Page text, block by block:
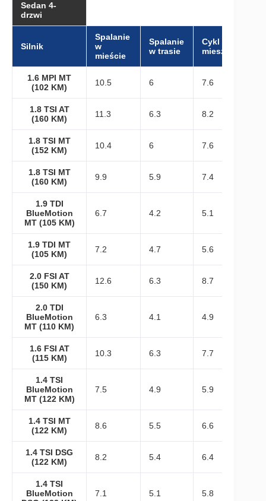
Sedan 4-
drzwi
Silnik
Spalanie
w
mieście
Spalanie
w trasie
Cykl
mieszany
1.6 MPI MT
(102 KM)
10.5 6 7.6
1.8 TSI AT
(160 KM)
11.3 6.3 8.2
1.8 TSI MT
(152 KM)
10.4 6 7.6
1.8 TSI MT
(160 KM)
9.9 5.9 7.4
1.9 TDI
BlueMotion
MT (105 KM)
6.7 4.2 5.1
1.9 TDI MT
(105 KM)
7.2 4.7 5.6
2.0 FSI AT
(150 KM)
12.6 6.3 8.7
2.0 TDI
BlueMotion
MT (110 KM)
6.3 4.1 4.9
1.6 FSI AT
(115 KM)
10.3 6.3 7.7
1.4 TSI
BlueMotion
MT (122 KM)
7.5 4.9 5.9
1.4 TSI MT
(122 KM)
8.6 5.5 6.6
1.4 TSI DSG
(122 KM)
8.2 5.4 6.4
1.4 TSI
BlueMotion
7.1 5.1 5.8